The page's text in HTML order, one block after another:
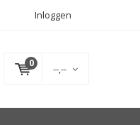
Inloggen
0 --,--